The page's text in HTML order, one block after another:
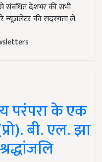
संबंधित देशभर की सभी
न्यूज़लेटर की सदस्यता लें.
परंपरा के एक
बी. एल. झा